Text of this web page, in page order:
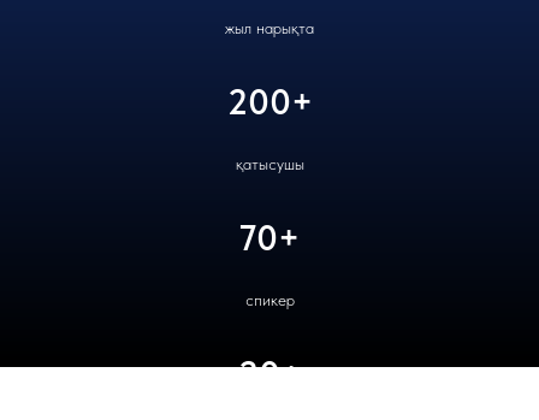
жыл нарықта
200+
қатысушы
70+
спикер
20+